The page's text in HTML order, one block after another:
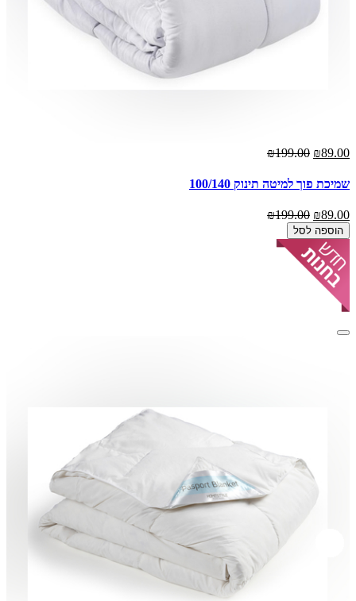
₪89.00
₪199.00
שמיכת פוך למיטה תינוק 100/140
₪89.00
₪199.00
הוספה לסל